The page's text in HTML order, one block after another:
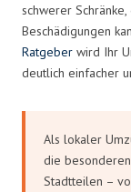
schwerer
Beschädigungen
Ratgeber wird Ihr
deutlich einfacher
Als lokaler
die
Stadtteilen –